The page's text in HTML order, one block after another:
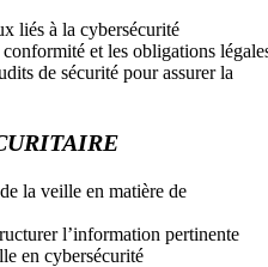
liés à la cybersécurité
et les obligations
de sécurité pour assurer la
la veille en matière de
l’information pertinente
en cybersécurité